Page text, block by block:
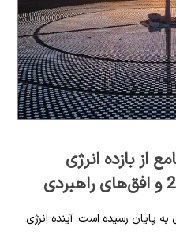
از بازده انرژی
پایان رسیده است. آینده انرژی